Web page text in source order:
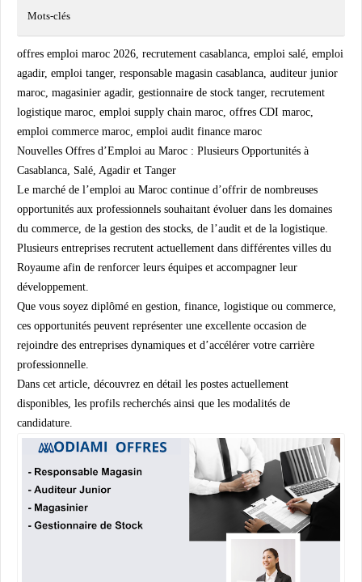
Mots-clés
offres emploi maroc 2026, recrutement casablanca, emploi salé, emploi
agadir, emploi tanger, responsable magasin casablanca, auditeur junior
maroc, magasinier agadir, gestionnaire de stock tanger, recrutement
logistique maroc, emploi supply chain maroc, offres CDI maroc,
emploi commerce maroc, emploi audit finance maroc
Nouvelles Offres d’Emploi au Maroc : Plusieurs Opportunités à
Casablanca, Salé, Agadir et Tanger
Le marché de l’emploi au Maroc continue d’offrir de nombreuses
opportunités aux professionnels souhaitant évoluer dans les domaines
du commerce, de la gestion des stocks, de l’audit et de la logistique.
Plusieurs entreprises recrutent actuellement dans différentes villes du
Royaume afin de renforcer leurs équipes et accompagner leur
développement.
Que vous soyez diplômé en gestion, finance, logistique ou commerce,
ces opportunités peuvent représenter une excellente occasion de
rejoindre des entreprises dynamiques et d’accélérer votre carrière
professionnelle.
Dans cet article, découvrez en détail les postes actuellement
disponibles, les profils recherchés ainsi que les modalités de
candidature.